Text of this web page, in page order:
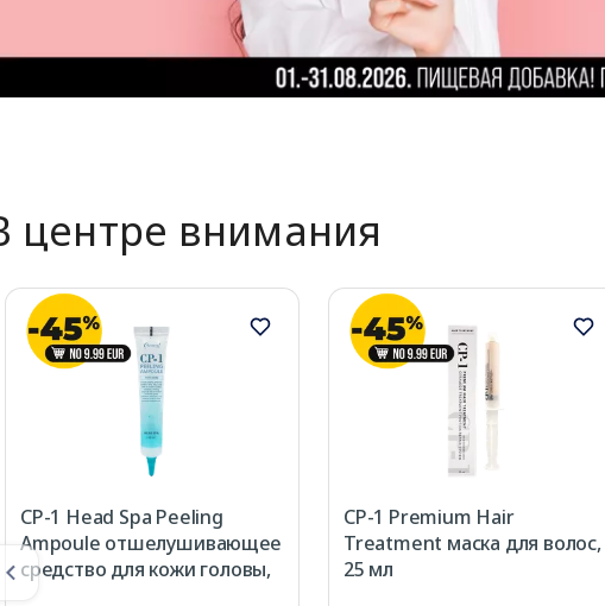
центре внимания
CP-1 Head Spa Peeling
Ampoule отшелушивающее
средство для кожи головы,
CP-1 Premium Hair
Treatment маска для волос,
25 мл